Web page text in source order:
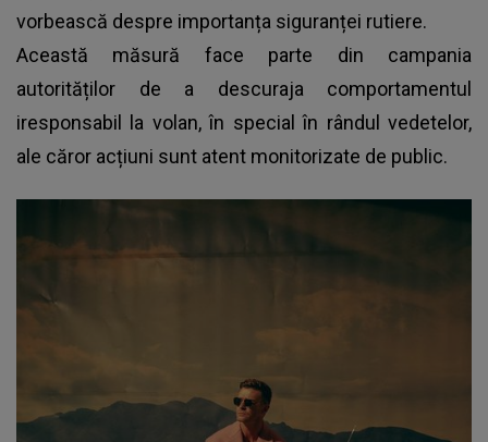
vorbească despre importanța siguranței rutiere.
Această măsură face parte din campania
autorităților de a descuraja comportamentul
iresponsabil la volan, în special în rândul vedetelor,
ale căror acțiuni sunt atent monitorizate de public.